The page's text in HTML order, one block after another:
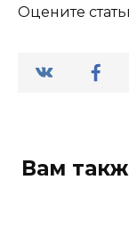
Оцените
Вам